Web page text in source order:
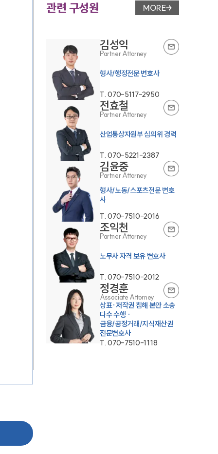
관련 구성원 변호사 페이지 이동
MORE
김성익
Partner Attorney
형사/행정전문 변호사
T.070-5117-2950
전효철
Partner Attorney
산업통상자원부 심의위 경력
T.070-5221-2387
김윤중
Partner Attorney
형사/노동/스포츠전문 변호
사
T.070-7510-2016
조익천
Partner Attorney
노무사 자격 보유 변호사
T.070-7510-2012
정경훈
Associate Attorney
상표·저작권 침해 본안 소송
다수 수행 ·
금융/공정거래/지식재산권
전문변호사
T.070-7510-1118